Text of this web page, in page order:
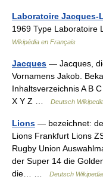
Laboratoire Jacques-
1969 Type Laboratoire
Wikipédia en Français
Jacques — Jacques,
Vornamens Jakob.
Inhaltsverzeichnis A B
X Y Z …
Deutsch
Lions — bezeichnet:
Lions Frankfurt Lions
Rugby Union
der Super 14 die
die… …
Deutsch Wikipedia